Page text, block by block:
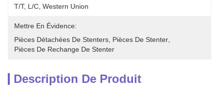
T/T, L/C, Western Union
Mettre En Évidence:
Pièces Détachées De Stenters Pièces De Stenter
Pièces De Rechange De Stenter
Description De Produit